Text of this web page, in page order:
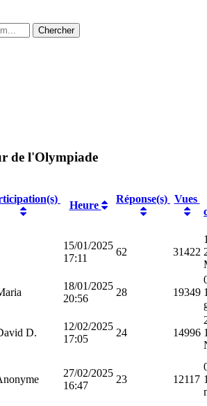
de l'Olympiade
15/01/2025
17:11
62 31422
18/01/2025
20:56
28 19349
D.
12/02/2025
17:05
24 14996
27/02/2025
16:47
23 12117
Heure
Réponse(s) Vues